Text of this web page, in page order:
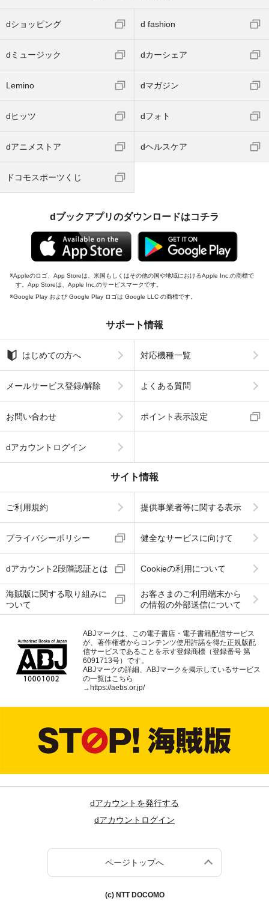
dショッピング d fashion
dミュージック dカーシェア
Lemino dマガジン
dヒッツ dフォト
dアニメストア dヘルスケア
ドコモスポーツくじ
dブックアプリのダウンロードはコチラ
Appleのロゴ、App Storeは、米国もしくはその他の国や地域におけるApple Inc.の商標で
す。App Storeは、Apple Inc.のサービスマークです。
Google Play および Google Play ロゴは Google LLC の商標です。
サポート情報
はじめての方へ 対応機種一覧
メールサービス登録/解除 よくある質問
お問い合わせ ポイント表示設定
dアカウントログイン
サイト情報
ご利用規約 提供事業者等に関する表示
プライバシーポリシー 健全なサービスに向けて
dアカウント2段階認証とは Cookieの利用について
海賊版に関する取り組みに
ついて
お客さまのご利用端末から
の情報の外部送信について
ABJマークは、この電子書店・電子書籍配信サービス
が、著作権者からコンテンツ使用許諾を得た正規版配
信サービスであることを示す登録商標（登録番号 第
6091713号）です。
ABJマークの詳細、ABJマークを掲示しているサービス
の一覧はこちら
→https://aebs.or.jp/
dアカウントを発行する
dアカウントログイン
ページトップへ
(c) NTT DOCOMO